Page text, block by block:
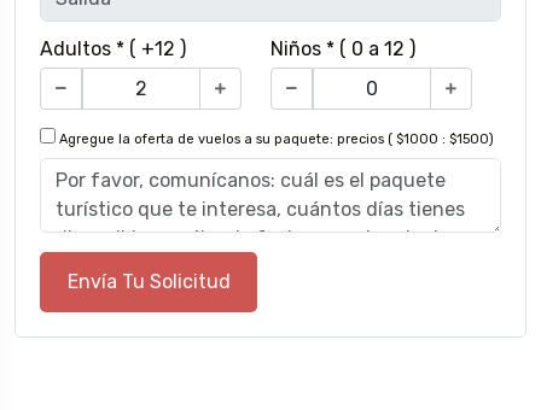
Adultos * ( +12 ) Niños * ( 0 a 12 )
Agregue la oferta de vuelos a su paquete: precios ( $1000 : $1500)
Envía Tu Solicitud